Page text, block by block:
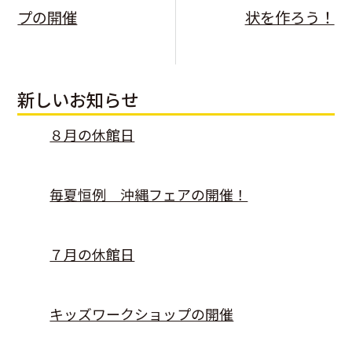
プの開催
状を作ろう！
新しいお知らせ
８月の休館日
毎夏恒例 沖縄フェアの開催！
７月の休館日
キッズワークショップの開催